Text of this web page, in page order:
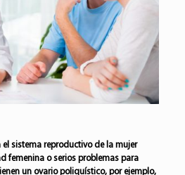
sistema reproductivo de la mujer
femeninao serios problemas para
un ovario poliquístico, por ejemplo,